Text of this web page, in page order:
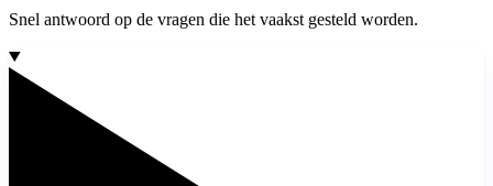
Snel antwoord op de vragen die het vaakst gesteld worden.